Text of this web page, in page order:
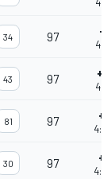
34 97
43 97
81 97
30 97